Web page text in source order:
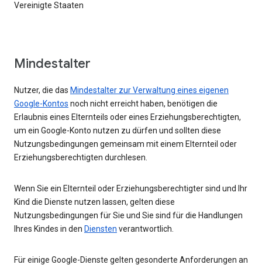
Vereinigte Staaten
Mindestalter
Nutzer, die das Mindestalter zur Verwaltung eines eigenen
Google-Kontos noch nicht erreicht haben, benötigen die
Erlaubnis eines Elternteils oder eines Erziehungsberechtigten,
um ein Google-Konto nutzen zu dürfen und sollten diese
Nutzungsbedingungen gemeinsam mit einem Elternteil oder
Erziehungsberechtigten durchlesen.
Wenn Sie ein Elternteil oder Erziehungsberechtigter sind und Ihr
Kind die Dienste nutzen lassen, gelten diese
Nutzungsbedingungen für Sie und Sie sind für die Handlungen
Ihres Kindes in den Diensten verantwortlich.
Für einige Google-Dienste gelten gesonderte Anforderungen an